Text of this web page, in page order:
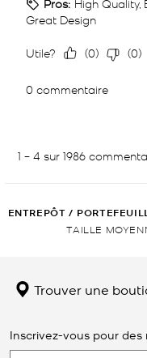
ENTREPÔT /
TAILLE
Trouver une
Inscrivez-vous pour